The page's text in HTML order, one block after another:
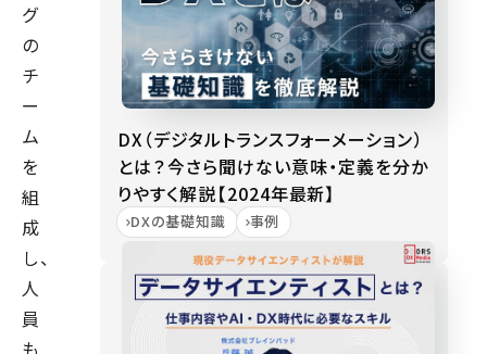
グ
の
チ
ー
ム
を
組
成
し、
人
員
DX（デジタルトランスフォーメーション）
とは？今さら聞けない意味・定義を分か
りやすく解説【2024年最新】
DXの基礎知識 事例